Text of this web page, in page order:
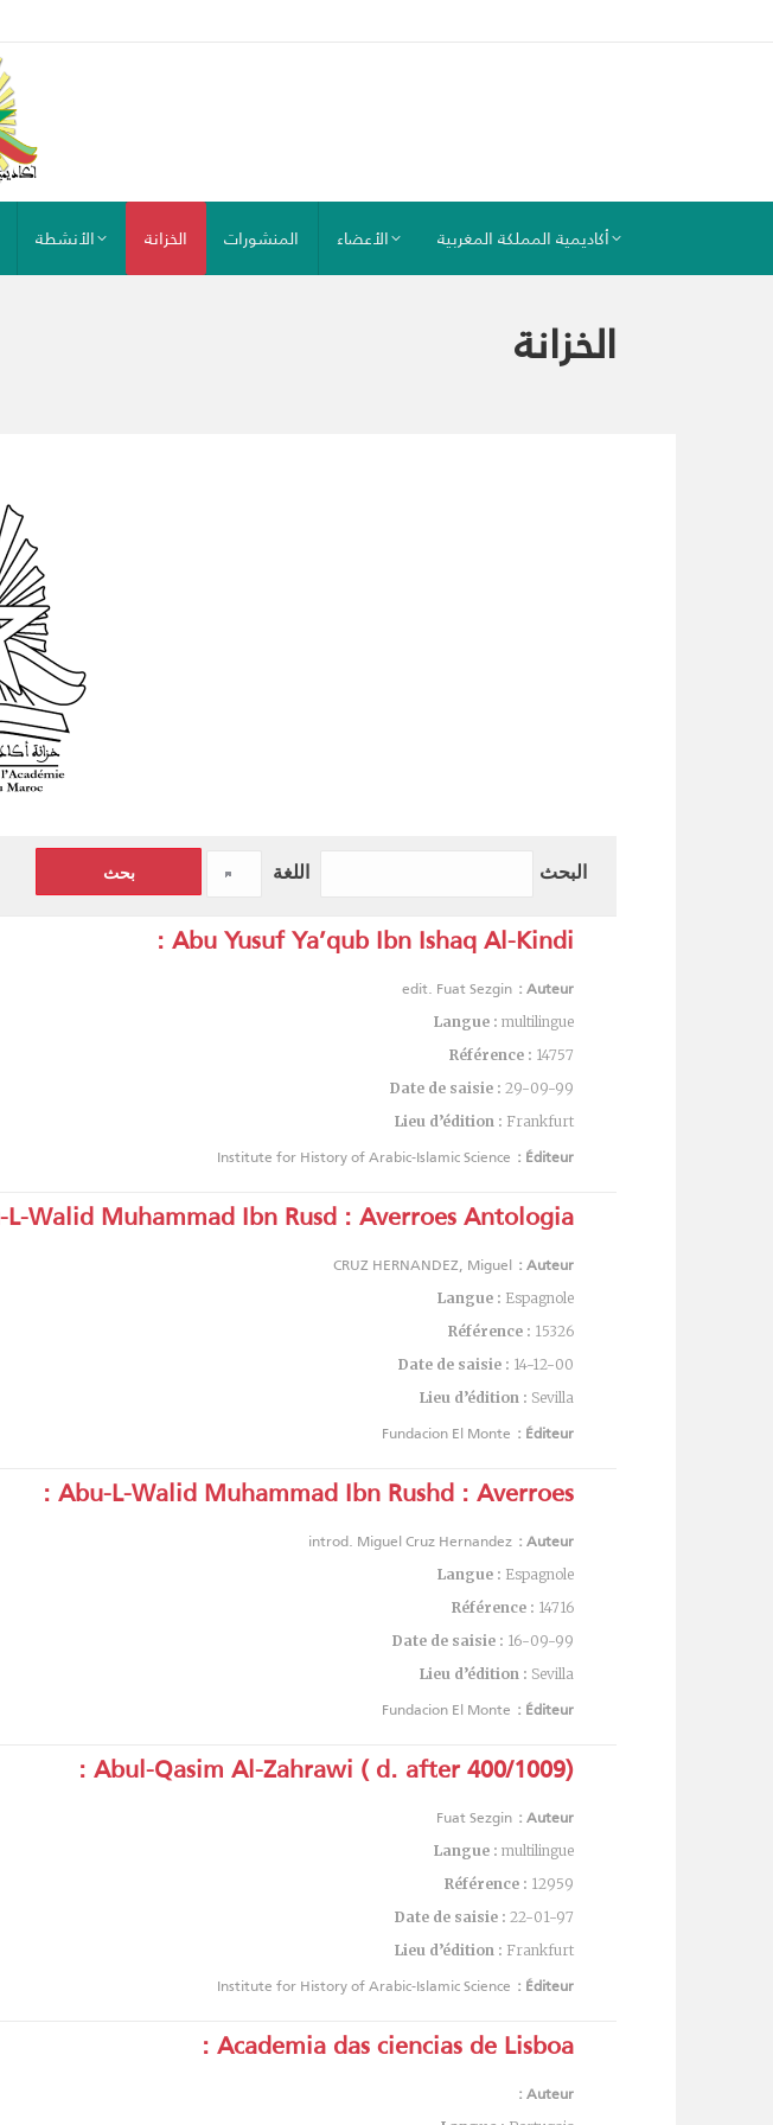
أكاديمية المملكة المغربية الأعضاء المنشورات الخزانة الأنشطة
الخزانة
البحث اللغة
Abu Yusuf Ya’qub Ibn Ishaq Al-Kindi :
Auteur :
edit. Fuat Sezgin
Langue : multilingue
Référence : 14757
Date de saisie : 29-09-99
Lieu d’édition : Frankfurt
Éditeur :
Institute for History of Arabic-Islamic Science
L-Walid Muhammad Ibn Rusd : Averroes Antologia
Auteur :
CRUZ HERNANDEZ, Miguel
Langue : Espagnole
Référence : 15326
Date de saisie : 14-12-00
Lieu d’édition : Sevilla
Éditeur :
Fundacion El Monte
Abu-L-Walid Muhammad Ibn Rushd : Averroes :
Auteur :
introd. Miguel Cruz Hernandez
Langue : Espagnole
Référence : 14716
Date de saisie : 16-09-99
Lieu d’édition : Sevilla
Éditeur :
Fundacion El Monte
Abul-Qasim Al-Zahrawi ( d. after 400/1009) :
Auteur :
Fuat Sezgin
Langue : multilingue
Référence : 12959
Date de saisie : 22-01-97
Lieu d’édition : Frankfurt
Éditeur :
Institute for History of Arabic-Islamic Science
Academia das ciencias de Lisboa :
Auteur :